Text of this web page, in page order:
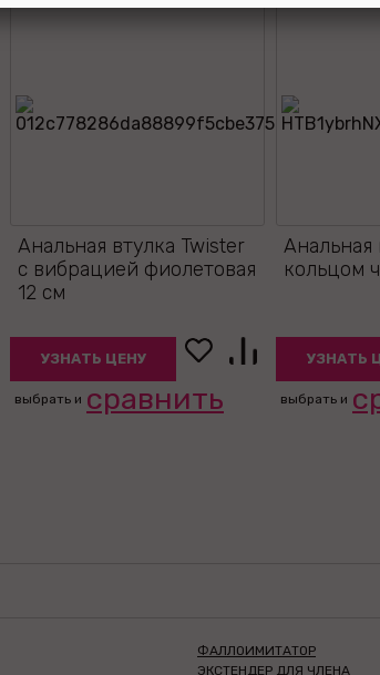
Анальная втулка Twister
с вибрацией фиолетовая
12 см
УЗНАТЬ ЦЕНУ
выбрать и сравнить
Анальная
кольцом
УЗНАТЬ
выбрать и
ФАЛЛОИМИТАТОР
ЭКСТЕНДЕР ДЛЯ ЧЛЕНА